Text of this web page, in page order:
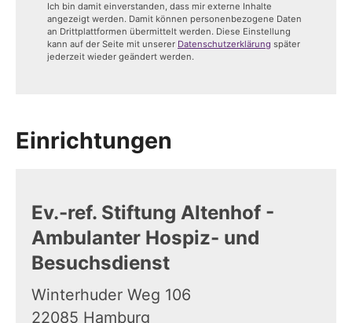
Ich bin damit einverstanden, dass mir externe Inhalte
angezeigt werden. Damit können personenbezogene Daten
an Drittplattformen übermittelt werden. Diese Einstellung
kann auf der Seite mit unserer Datenschutzerklärung später
jederzeit wieder geändert werden.
Einrichtungen
Ev.-ref. Stiftung Altenhof -
Ambulanter Hospiz- und
Besuchsdienst
Winterhuder Weg 106
22085 Hamburg